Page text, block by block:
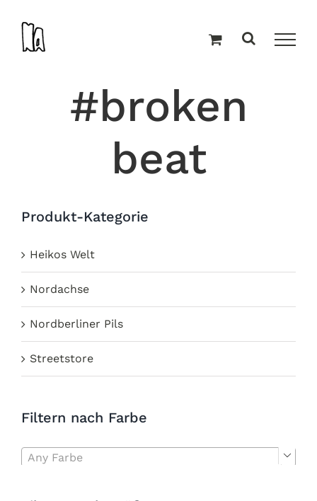
Inhalt
springen
#broken
beat
Produkt-Kategorie
Heikos Welt
Nordachse
Nordberliner Pils
Streetstore
Filtern nach Farbe
Any Farbe 